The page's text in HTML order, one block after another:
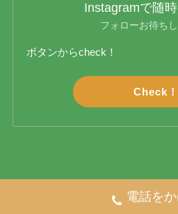
Instagramで随時
フォローお待ち
ボタンからcheck！
Check！
電話を